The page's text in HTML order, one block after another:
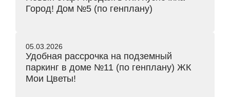
Город! Дом №5 (по генплану)
05.03.2026
Удобная рассрочка на подземный
паркинг в доме №11 (по генплану) ЖК
Мои Цветы!